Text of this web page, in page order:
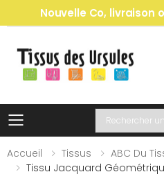
Nouvelle Co, livraison
Toggle mobile
Recherche
Accueil
Tissus ABC Du
Tissu Jacquard